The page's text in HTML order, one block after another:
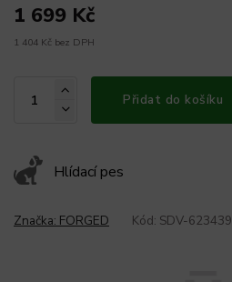
1 699 Kč
1 404 Kč bez DPH
Přidat do košíku
Hlídací pes
Značka: FORGED Kód: SDV-623439